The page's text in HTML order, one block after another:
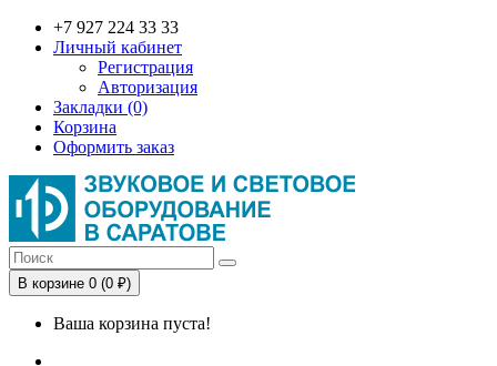
+7 927 224 33 33
Личный кабинет
Регистрация
Авторизация
Закладки (0)
Корзина
Оформить заказ
В корзине 0 (0 ₽)
Ваша корзина пуста!